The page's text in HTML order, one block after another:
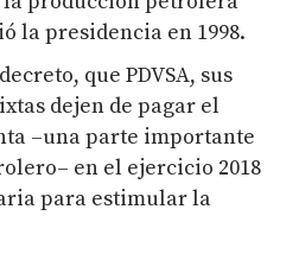
la presidencia en 1998.
que PDVSA, sus
dejen de pagar el
–una parte importante
en el ejercicio 2018
para estimular la